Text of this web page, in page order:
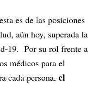
es de las posiciones
aún hoy, superada la
19. Por su rol frente a
médicos para el
cada persona, el